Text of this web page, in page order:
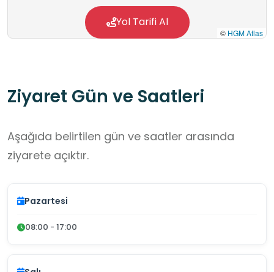
© HGM Atlas
Yol Tarifi Al
Ziyaret Gün ve Saatleri
Aşağıda belirtilen gün ve saatler arasında
ziyarete açıktır.
Pazartesi
08:00 - 17:00